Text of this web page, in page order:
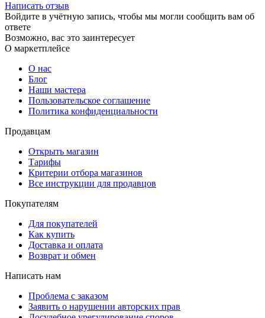
Написать отзыв
Войдите в учётную запись, чтобы мы могли сообщить вам об
ответе
Возможно, вас это заинтересует
О маркетплейсе
О нас
Блог
Наши мастера
Пользовательское соглашение
Политика конфиденциальности
Продавцам
Открыть магазин
Тарифы
Критерии отбора магазинов
Все инструкции для продавцов
Покупателям
Для покупателей
Как купить
Доставка и оплата
Возврат и обмен
Написать нам
Проблема с заказом
Заявить о нарушении авторских прав